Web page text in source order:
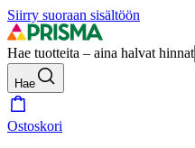
Siirry suoraan sisältöön
Hae tuotteita – aina halvat hinnat
Hae
Ostoskori